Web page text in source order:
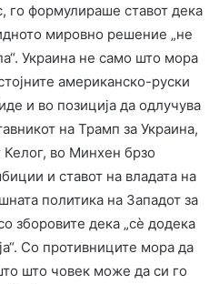
го формулираше ставот дека
мировно решение „не
Украина не само што мора
американско-руски
и во позиција да одлучува
на Трамп за Украина,
во Минхен брзо
и ставот на владата на
политика на Западот за
зборовите дека „сѐ додека
Со противниците мора да
што човек може да си го